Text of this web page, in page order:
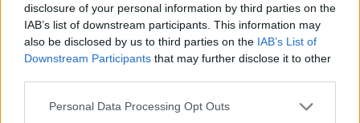
disclosure of your personal information by third parties on the
IAB’s list of downstream participants. This information may
also be disclosed by us to third parties on the IAB’s List of
Downstream Participants that may further disclose it to other
Please note that this website/app uses one or more Google
Personal Data Processing Opt Outs
Hajjajj... A #31-es kerékcserén. Vajon most sima
lesz?
A PR1 Mathiasen azóta sem jött ki, hivatalosan nem